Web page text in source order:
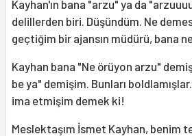
Kayhan'ın bana "arzu" ya da
delillerden biri. Düşündüm. Ne
geçtiğim bir ajansın müdürü, bana
Kayhan bana "Ne örüyon arzu"
be ya" demişim. Bunları
ima etmişim demek ki!
Meslektaşım İsmet Kayhan, benim